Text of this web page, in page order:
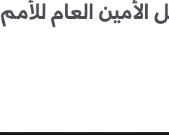
الأمين العام للأمم